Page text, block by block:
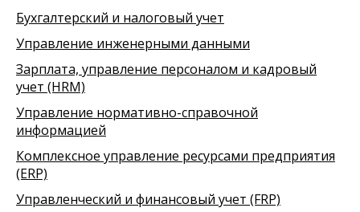
Бухгалтерский и налоговый учет
Управление инженерными данными
Зарплата, управление персоналом и кадровый
учет (HRM)
Управление нормативно-справочной
информацией
Комплексное управление ресурсами предприятия
(ERP)
Управленческий и финансовый учет (FRP)